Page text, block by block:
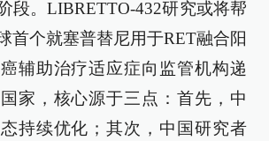
段。LIBRETTO-432研究或将帮
首个就塞普替尼用于RET融合阳
辅助治疗适应症向监管机构递
家，核心源于三点：首先，中
持续优化；其次，中国研究者